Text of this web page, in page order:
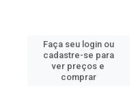
Faça seu login ou
cadastre-se para
ver preços e
comprar